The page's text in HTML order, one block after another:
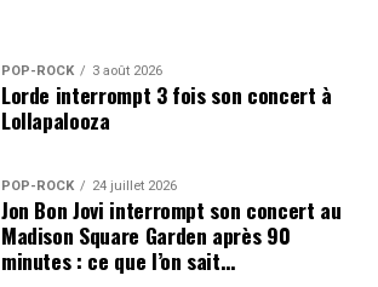
POP-ROCK 3 août 2026
Lorde interrompt 3 fois son concert à
Lollapalooza
POP-ROCK 24 juillet 2026
Jon Bon Jovi interrompt son concert au
Madison Square Garden après 90
minutes : ce que l’on sait…